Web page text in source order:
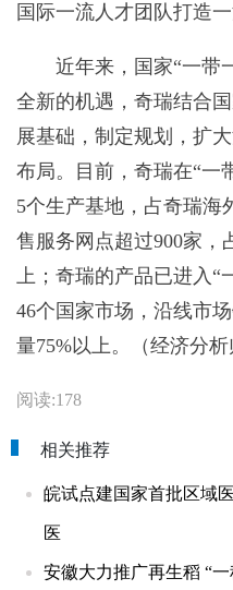
国际一流人才团队打造一
近年来，国家“一带
全新的机遇，奇瑞结合
展基础，制定规划，扩
布局。目前，奇瑞在“一
5个生产基地，占奇瑞海
售服务网点超过900家，
上；奇瑞的产品已进入“
46个国家市场，沿线市
量75%以上。（经济分
阅读:178
相关推荐
皖试点建国家首批区域
医
安徽大力推广再生稻 “